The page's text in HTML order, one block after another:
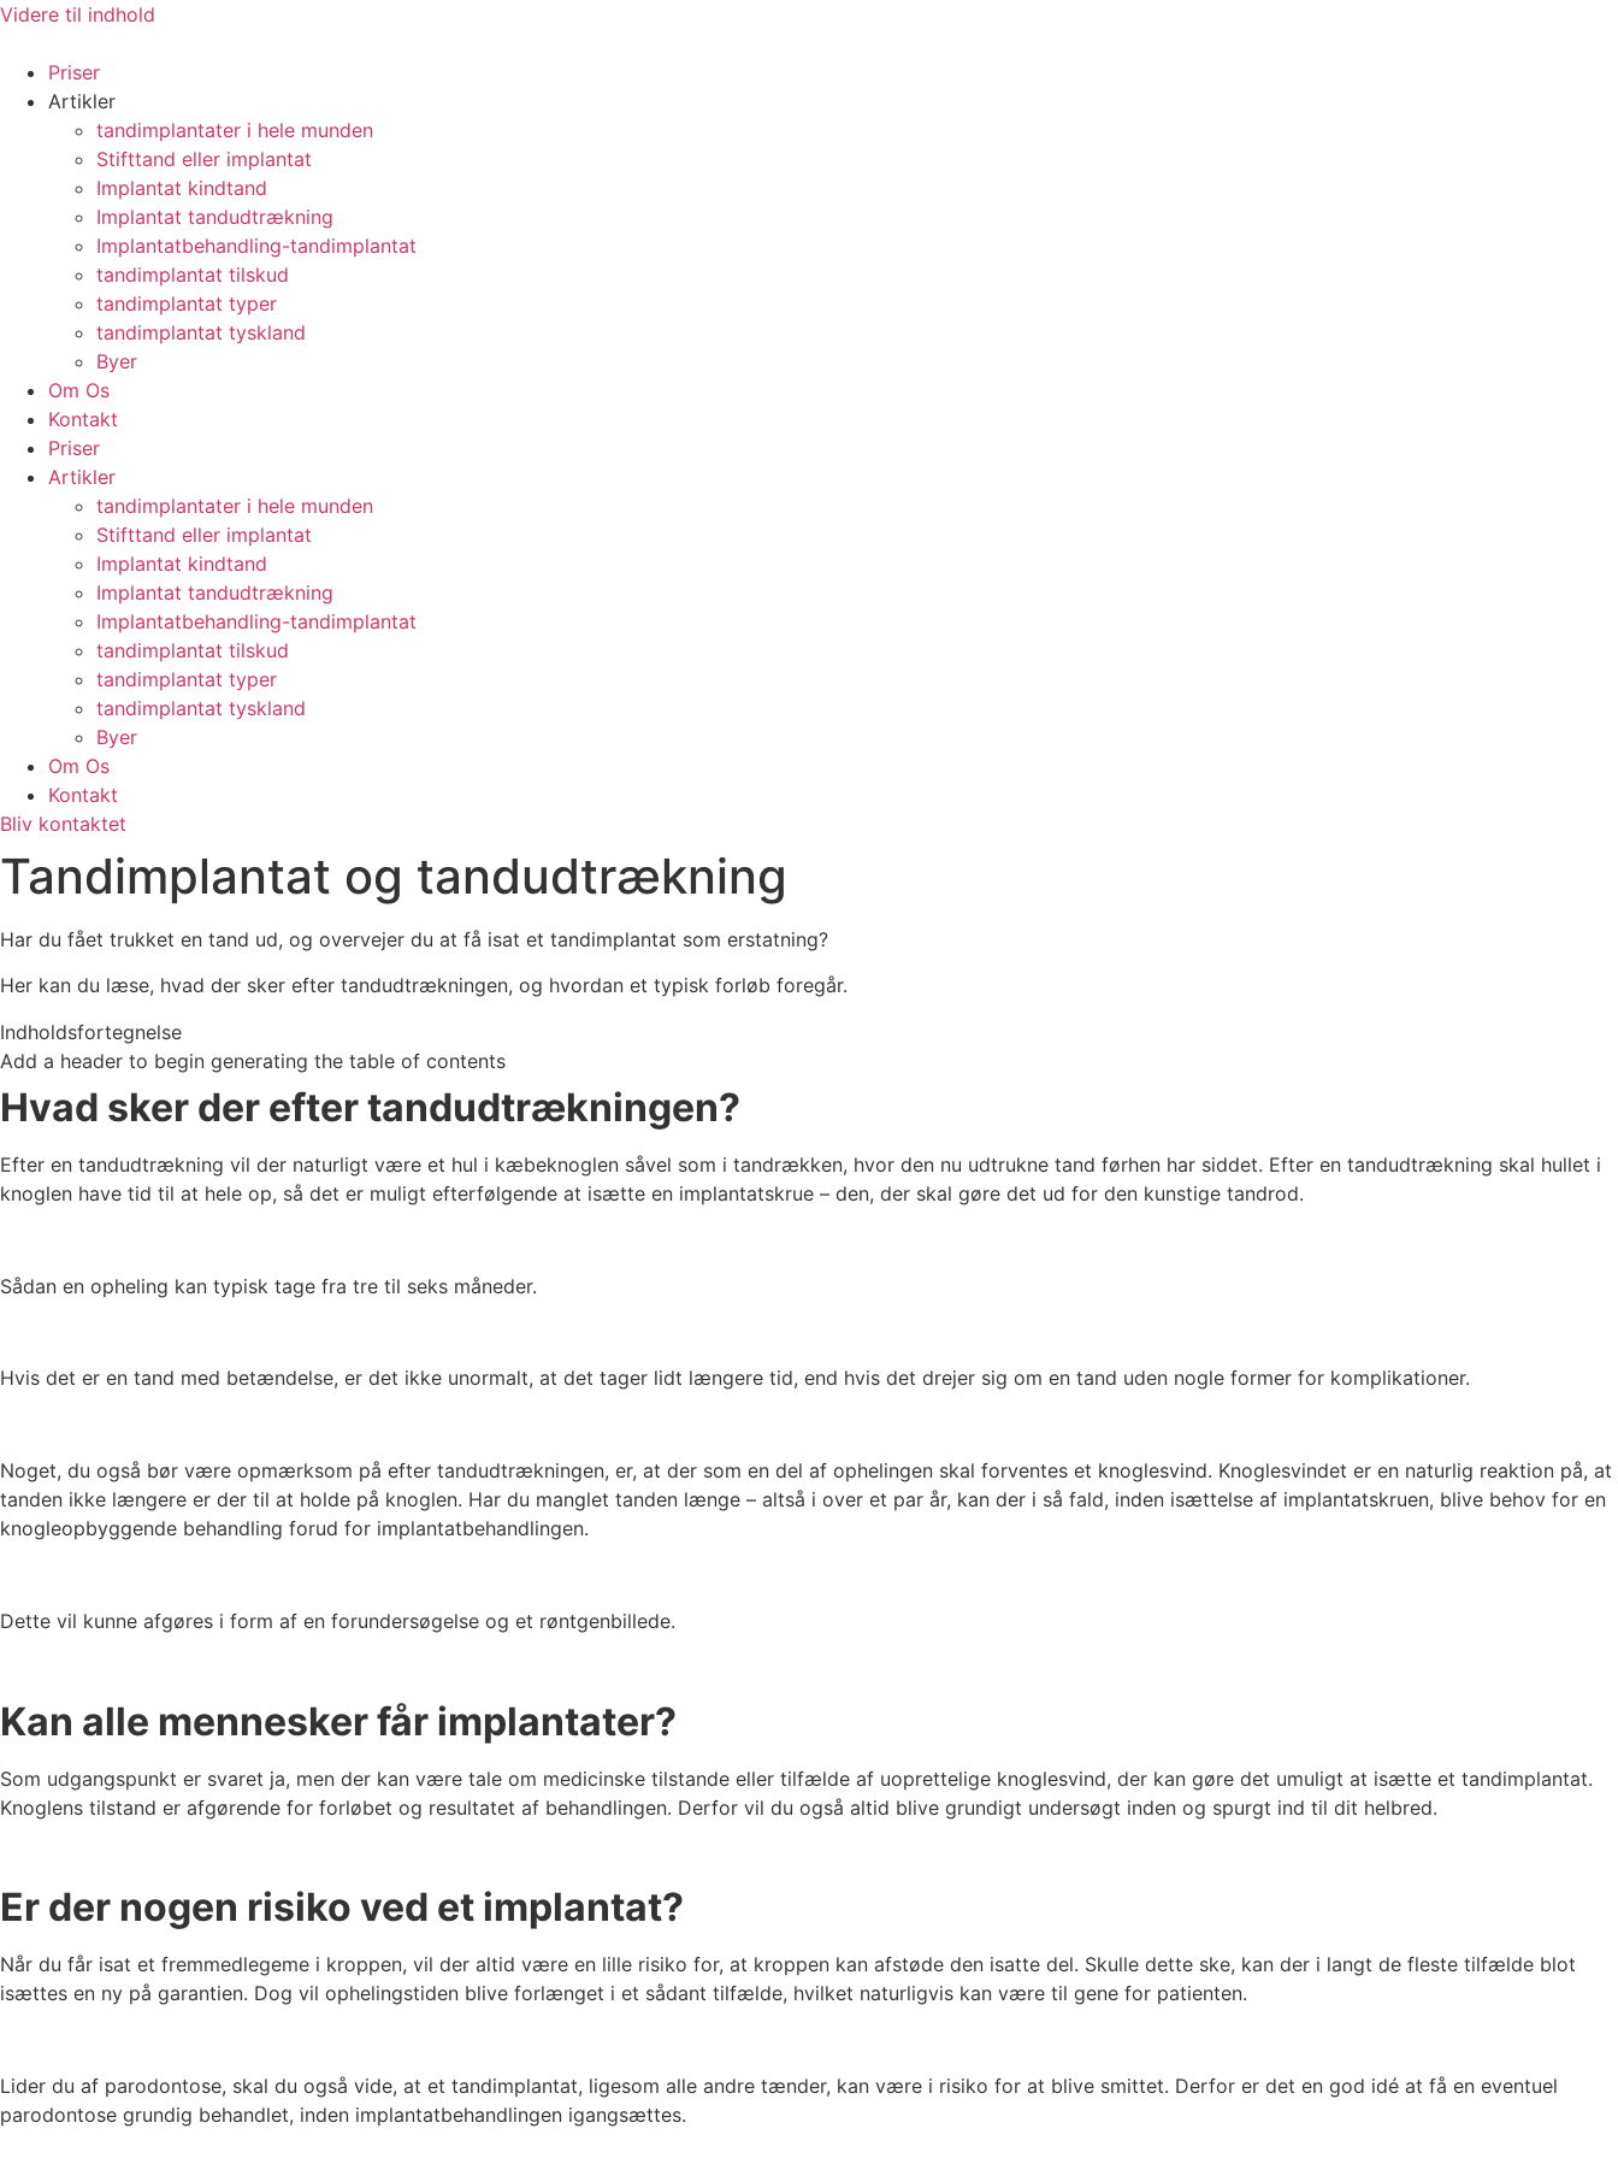
Videre til indhold
Priser
Artikler
tandimplantater i hele munden
Stifttand eller implantat
Implantat kindtand
Implantat tandudtrækning
Implantatbehandling-tandimplantat
tandimplantat tilskud
tandimplantat typer
tandimplantat tyskland
Byer
Om Os
Kontakt
Priser
Artikler
tandimplantater i hele munden
Stifttand eller implantat
Implantat kindtand
Implantat tandudtrækning
Implantatbehandling-tandimplantat
tandimplantat tilskud
tandimplantat typer
tandimplantat tyskland
Byer
Om Os
Kontakt
Bliv kontaktet
Tandimplantat og tandudtrækning
Har du fået trukket en tand ud, og overvejer du at få isat et tandimplantat som erstatning?
Her kan du læse, hvad der sker efter tandudtrækningen, og hvordan et typisk forløb foregår.
Indholdsfortegnelse
Add a header to begin generating the table of contents
Hvad sker der efter tandudtrækningen?
Efter en tandudtrækning vil der naturligt være et hul i kæbeknoglen såvel som i tandrækken, hvor den nu udtrukne tand førhen har siddet. Efter en tandudtrækning skal hullet i
knoglen have tid til at hele op, så det er muligt efterfølgende at isætte en implantatskrue – den, der skal gøre det ud for den kunstige tandrod.
Sådan en opheling kan typisk tage fra tre til seks måneder.
Hvis det er en tand med betændelse, er det ikke unormalt, at det tager lidt længere tid, end hvis det drejer sig om en tand uden nogle former for komplikationer.
Noget, du også bør være opmærksom på efter tandudtrækningen, er, at der som en del af ophelingen skal forventes et knoglesvind. Knoglesvindet er en naturlig reaktion på, at
tanden ikke længere er der til at holde på knoglen. Har du manglet tanden længe – altså i over et par år, kan der i så fald, inden isættelse af implantatskruen, blive behov for en
knogleopbyggende behandling forud for implantatbehandlingen.
Dette vil kunne afgøres i form af en forundersøgelse og et røntgenbillede.
Kan alle mennesker får implantater?
Som udgangspunkt er svaret ja, men der kan være tale om medicinske tilstande eller tilfælde af uoprettelige knoglesvind, der kan gøre det umuligt at isætte et tandimplantat.
Knoglens tilstand er afgørende for forløbet og resultatet af behandlingen. Derfor vil du også altid blive grundigt undersøgt inden og spurgt ind til dit helbred.
Er der nogen risiko ved et implantat?
Når du får isat et fremmedlegeme i kroppen, vil der altid være en lille risiko for, at kroppen kan afstøde den isatte del. Skulle dette ske, kan der i langt de fleste tilfælde blot
isættes en ny på garantien. Dog vil ophelingstiden blive forlænget i et sådant tilfælde, hvilket naturligvis kan være til gene for patienten.
Lider du af parodontose, skal du også vide, at et tandimplantat, ligesom alle andre tænder, kan være i risiko for at blive smittet. Derfor er det en god idé at få en eventuel
parodontose grundig behandlet, inden implantatbehandlingen igangsættes.